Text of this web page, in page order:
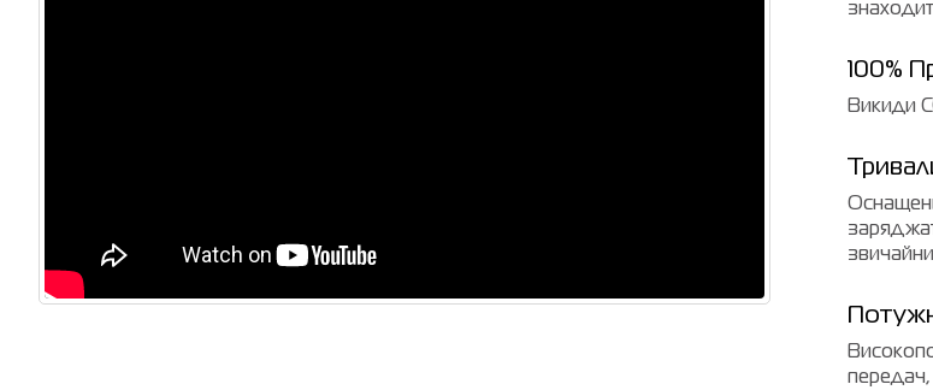
100%
Викиди
передач,